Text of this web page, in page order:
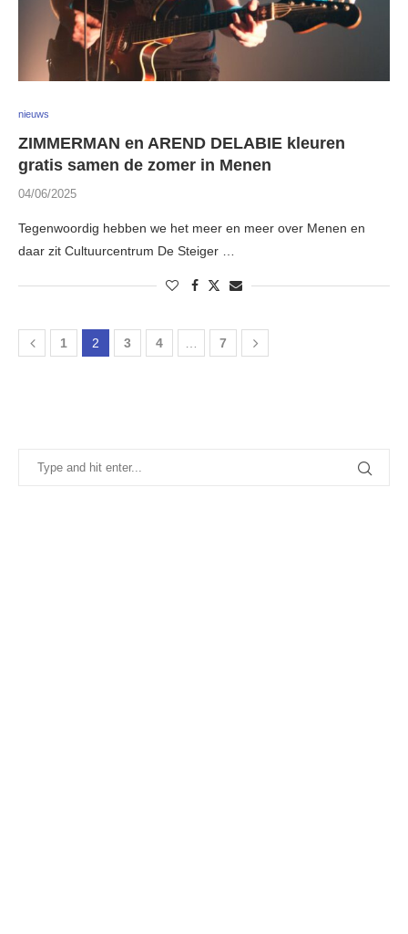
nieuws
ZIMMERMAN en AREND DELABIE kleuren
gratis samen de zomer in Menen
04/06/2025
Tegenwoordig hebben we het meer en meer over Menen en
daar zit Cultuurcentrum De Steiger …
1 2 3 4 … 7